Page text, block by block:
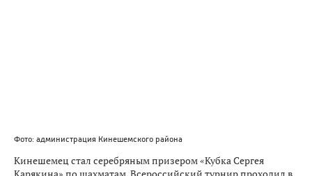
Фото: администрация Кинешемского района
Кинешемец стал серебряным призером «Кубка Сергея